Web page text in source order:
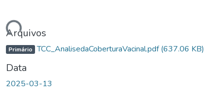
Arquivos
Primário TCC_AnalisedaCoberturaVacinal.pdf(637.06 KB)
Data
2025-03-13